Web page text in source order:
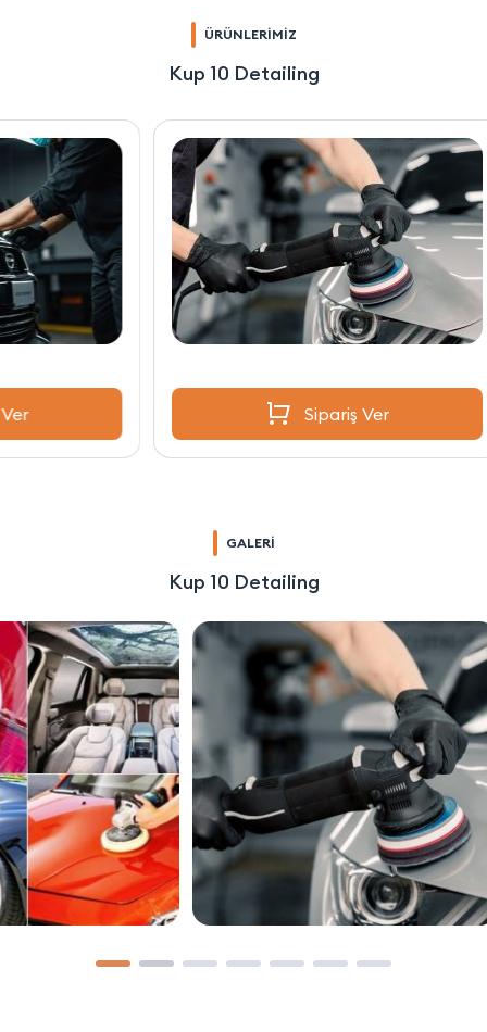
ÜRÜNLERİMİZ
Kup 10 Detailing
Sipariş Ver
GALERİ
Kup 10 Detailing